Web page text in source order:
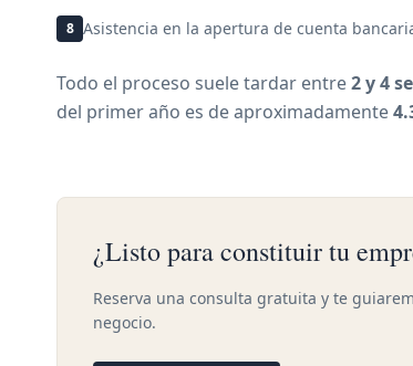
8 Asistencia en la apertura de cuenta
Todo el proceso suele tardar entre2 y 4
del primer año es de aproximadamente
¿Listo para constituir tu
Reserva una consulta gratuita y te
negocio.